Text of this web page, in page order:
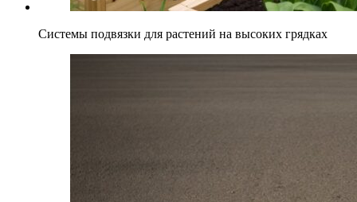
Системы подвязки для растений на высоких грядках